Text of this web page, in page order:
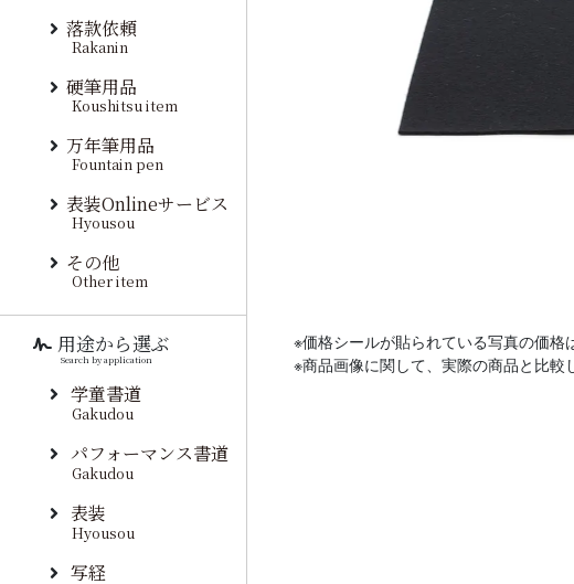
※価格シールが貼られている写真の価格
※商品画像に関して、実際の商品と比較
落款依頼
Rakanin
硬筆用品
Koushitsu item
万年筆用品
Fountain pen
表装Onlineサービス
Hyousou
その他
Other item
用途から選ぶ
Search by application
学童書道
Gakudou
パフォーマンス書道
Gakudou
表装
Hyousou
写経